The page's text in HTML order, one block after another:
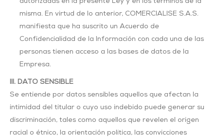
misma. En virtud de lo anterior, COMERCIALISE S.A.S.
manifiesta que ha suscrito un Acuerdo de
Confidencialidad de la Información con cada una de las
personas tienen acceso a las bases de datos de la
Empresa.
III. DATO SENSIBLE
Se entiende por datos sensibles aquellos que afectan la
intimidad del titular o cuyo uso indebido puede generar su
discriminación, tales como aquellos que revelen el origen
racial o étnico, la orientación política, las convicciones